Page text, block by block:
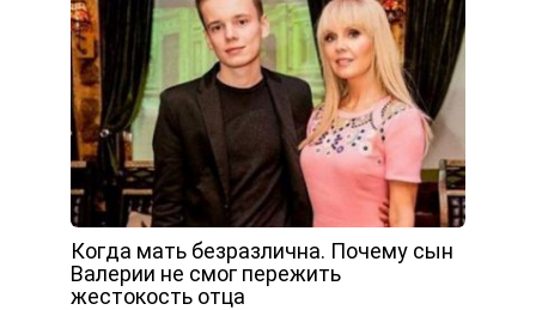
Когда мать безразлична. Почему сын
Валерии не смог пережить
жестокость отца